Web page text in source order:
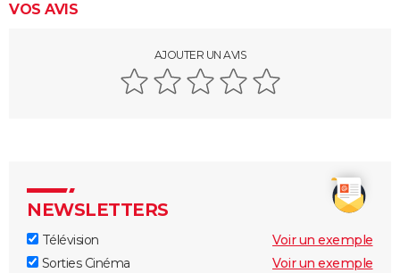
VOS AVIS
AJOUTER UN AVIS
NEWSLETTERS
Télévision
Voir un exemple
Sorties Cinéma
Voir un exemple